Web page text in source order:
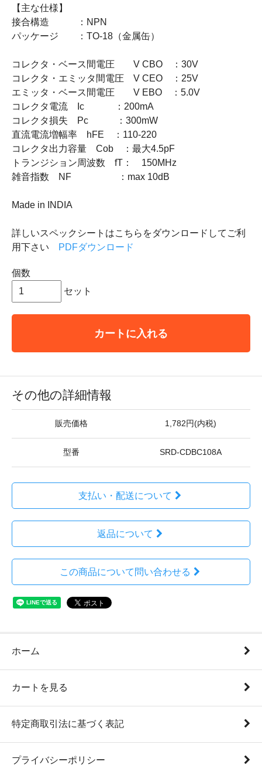
【主な仕様】
接合構造 ：NPN
パッケージ ：TO-18（金属缶）
コレクタ・ベース間電圧 V CBO ：30V
コレクタ・エミッタ間電圧 V CEO ：25V
エミッタ・ベース間電圧 V EBO ：5.0V
コレクタ電流 Ic ：200mA
コレクタ損失 Pc ：300mW
直流電流増幅率 hFE ：110-220
コレクタ出力容量 Cob ：最大4.5pF
トランジション周波数 fT： 150MHz
雑音指数 NF ：max 10dB
Made in INDIA
詳しいスペックシートはこちらをダウンロードしてご利
用下さい
PDFダウンロード
個数
セット
カートに入れる
その他の詳細情報
販売価格 1,782円(内税)
型番 SRD-CDBC108A
支払い・配送について
返品について
この商品について問い合わせる
ホーム
カートを見る
特定商取引法に基づく表記
プライバシーポリシー